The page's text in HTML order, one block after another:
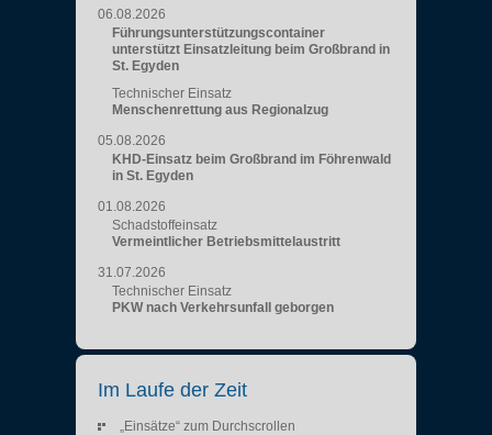
06.08.2026
Führungsunterstützungscontainer
unterstützt Einsatzleitung beim Großbrand in
St. Egyden
Technischer Einsatz
Menschenrettung aus Regionalzug
05.08.2026
KHD-Einsatz beim Großbrand im Föhrenwald
in St. Egyden
01.08.2026
Schadstoffeinsatz
Vermeintlicher Betriebsmittelaustritt
31.07.2026
Technischer Einsatz
PKW nach Verkehrsunfall geborgen
Im Laufe der Zeit
„Einsätze“ zum Durchscrollen